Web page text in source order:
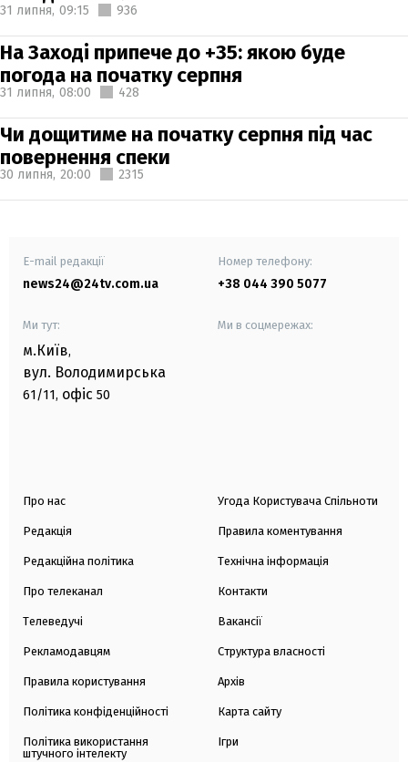
31 липня, 09:15 936
На Заході припече до +35: якою буде
погода на початку серпня
31 липня, 08:00 428
Чи дощитиме на початку серпня під час
повернення спеки
30 липня, 20:00 2315
E-mail редакції
news24@24tv.com.ua
Номер телефону:
+38 044 390 5077
Ми тут:
м.Київ,
вул. Володимирська
61/11, офіс 50
Ми в соцмережах:
Про нас
Редакція
Редакційна політика
Про телеканал
Телеведучі
Рекламодавцям
Правила користування
Політика конфіденційності
Політика використання
штучного інтелекту
Угода Користувача Спільноти
Правила коментування
Технічна інформація
Контакти
Вакансії
Структура власності
Архів
Карта сайту
Ігри